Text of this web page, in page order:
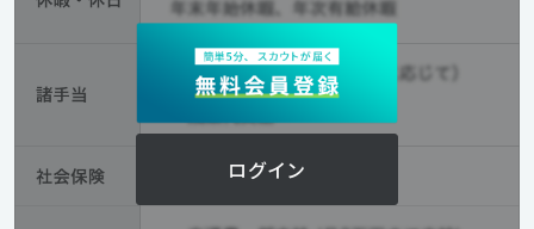
ログイン